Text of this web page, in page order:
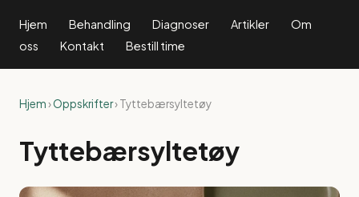
Hjem Behandling Diagnoser Artikler
Om
oss
Kontakt Bestill time
Hjem›Oppskrifter› Tyttebærsyltetøy
Tyttebærsyltetøy